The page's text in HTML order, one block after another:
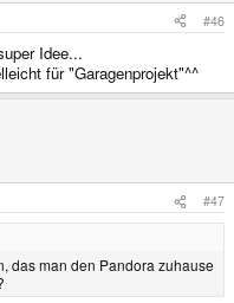
#46
Idee...
für "Garagenprojekt"^^
#47
das man den Pandora zuhause